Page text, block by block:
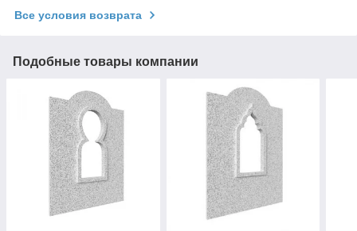
Все условия возврата
Подобные товары компании